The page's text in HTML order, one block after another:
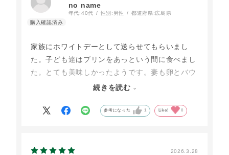
no name
年代:40代 性別: 男性 都道府県:広島県
家族にホワイトデーとして送らせてもらいまし
た。子ども達はプリンをあっという間に食べまし
た。とても美味しかったようです。妻も卵とバウ
ムクーヘンを喜んでいただきました。卵は濃厚な
だと話していました。自然に近いものをこんなに
続きを読む
参考になった 1 Like! 0
2026.3.28